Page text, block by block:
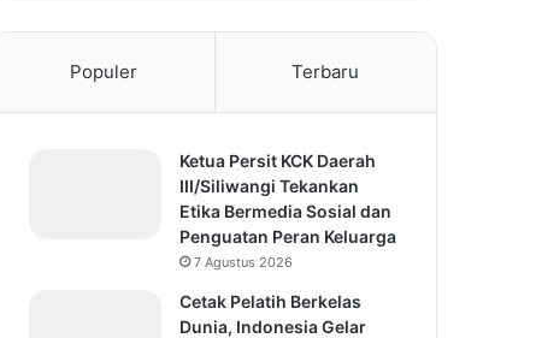
Populer Terbaru
Ketua Persit KCK Daerah
III/Siliwangi Tekankan
Etika Bermedia Sosial dan
Penguatan Peran Keluarga
7 Agustus 2026
Cetak Pelatih Berkelas
Dunia, Indonesia Gelar